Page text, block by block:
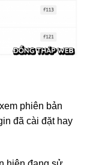
phiên bản
đã cài đặt hay